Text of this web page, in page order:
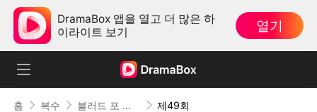
DramaBox 앱을 열고 더 많은 하
이라이트 보기
열기
홈 복수 블러드 포 디스 제49회